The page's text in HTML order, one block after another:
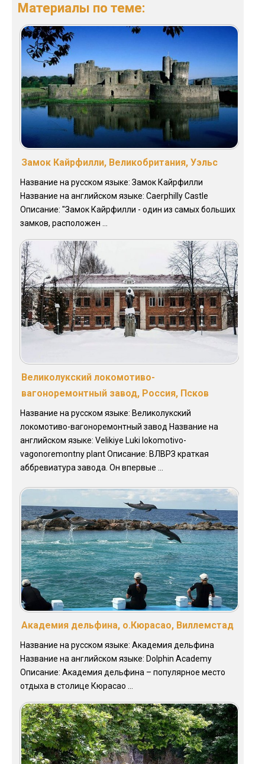
Материалы по теме:
Замок Кайрфилли, Великобритания, Уэльс
Название на русском языке: Замок Кайрфилли
Название на английском языке: Caerphilly Castle
Описание: "Замок Кайрфилли - один из самых больших
замков, расположен ...
Великолукский локомотиво-
вагоноремонтный завод, Россия, Псков
Название на русском языке: Великолукский
локомотиво-вагоноремонтный завод Название на
английском языке: Velikiye Luki lokomotivo-
vagonoremontny plant Описание: ВЛВРЗ краткая
аббревиатура завода. Он впервые ...
Академия дельфина, о.Кюрасао, Виллемстад
Название на русском языке: Академия дельфина
Название на английском языке: Dolphin Academy
Описание: Академия дельфина – популярное место
отдыха в столице Кюрасао ...